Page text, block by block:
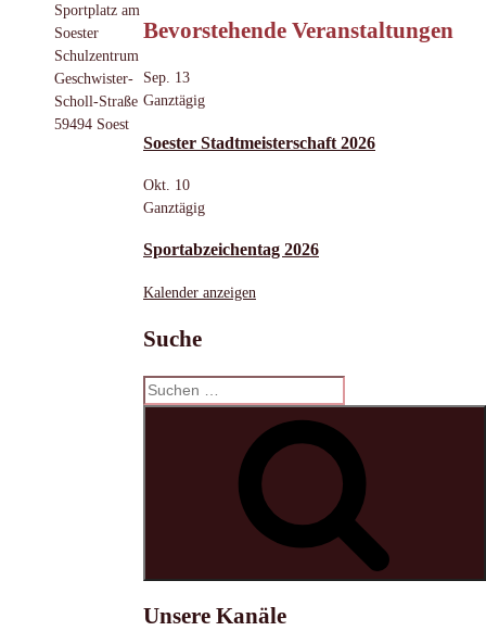
Bevorstehende Veranstaltungen
Sep. 13
Ganztägig
Soester Stadtmeisterschaft 2026
Okt. 10
Ganztägig
Sportabzeichentag 2026
Kalender anzeigen
Suche
Suchen
nach:
Unsere Kanäle
Sportplatz am
Soester
Schulzentrum
Geschwister-
Scholl-Straße
59494 Soest